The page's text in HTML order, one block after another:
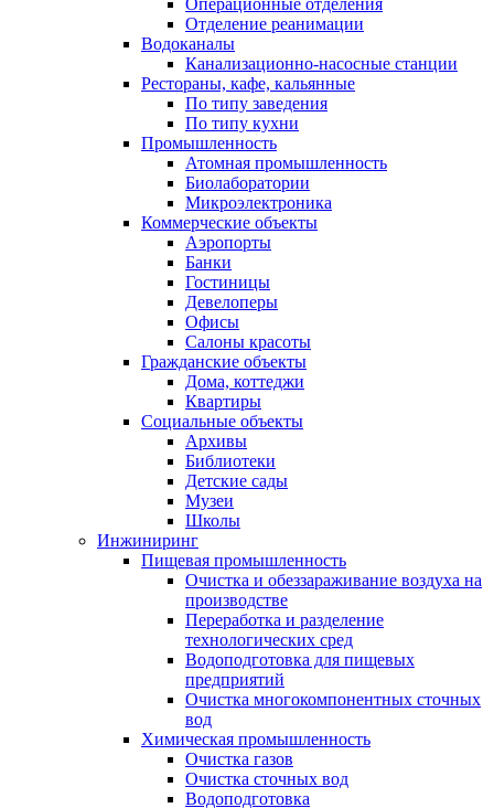
Операционные отделения
Отделение реанимации
Водоканалы
Канализационно-насосные станции
Рестораны, кафе, кальянные
По типу заведения
По типу кухни
Промышленность
Атомная промышленность
Биолаборатории
Микроэлектроника
Коммерческие объекты
Аэропорты
Банки
Гостиницы
Девелоперы
Офисы
Салоны красоты
Гражданские объекты
Дома, коттеджи
Квартиры
Социальные объекты
Архивы
Библиотеки
Детские сады
Музеи
Школы
Инжиниринг
Пищевая промышленность
Очистка и обеззараживание воздуха на
производстве
Переработка и разделение
технологических сред
Водоподготовка для пищевых
предприятий
Очистка многокомпонентных сточных
вод
Химическая промышленность
Очистка газов
Очистка сточных вод
Водоподготовка